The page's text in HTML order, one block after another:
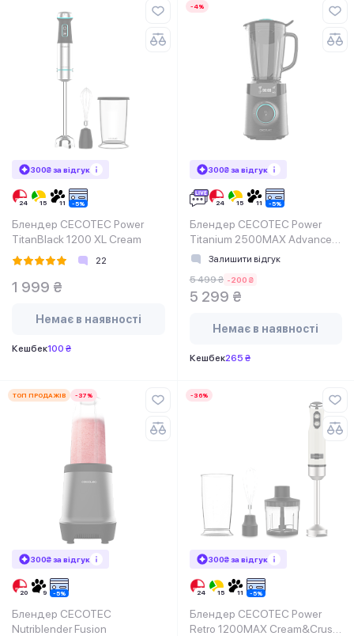
300₴ за відгук
Блендер CECOTEC Power
TitanBlack 1200 XL Cream
22
1 999 ₴
Немає в наявності
Кешбек100 ₴
-4%
300₴ за відгук
Блендер CECOTEC Power
Titanium 2500MAX Advance
BlackЗалишити відгук
5 499 ₴ -200 ₴
5 299 ₴
Немає в наявності
Кешбек265 ₴
ТОП ПРОДАЖІВ -37%
300₴ за відгук
Блендер CECOTEC
Nutriblender Fusion
-36%
300₴ за відгук
Блендер CECOTEC Power
Retro 1200MAX Cream&Crush